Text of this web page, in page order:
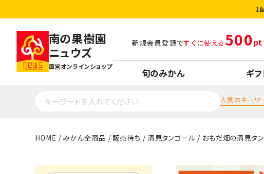
1
南の果樹園
ニュウズ
直営オンラインショップ
新規会員登録ですぐに使える 500
旬のみかん ギフ
人気のキーワ
HOME みかん全商品 販売待ち 清見タンゴール おもだ畑の清見タ